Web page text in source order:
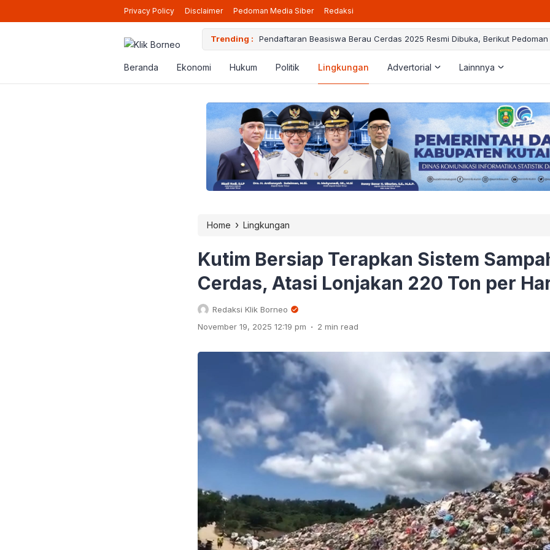
Privacy Policy Disclaimer Pedoman Media Siber Redaksi
Trending :
Siap Beroperasi Lagi di Berau Pendaftaran Beasiswa Berau Cerdas 2025 Resmi Dibuka, Berikut
Beranda Ekonomi Hukum Politik Lingkungan Advertorial Lainnnya
Home › Lingkungan
Kutim Bersiap Terapkan Sistem
Cerdas, Atasi Lonjakan 220 Ton per
Redaksi Klik Borneo
November 19, 2025 12:19 pm . 2 min read